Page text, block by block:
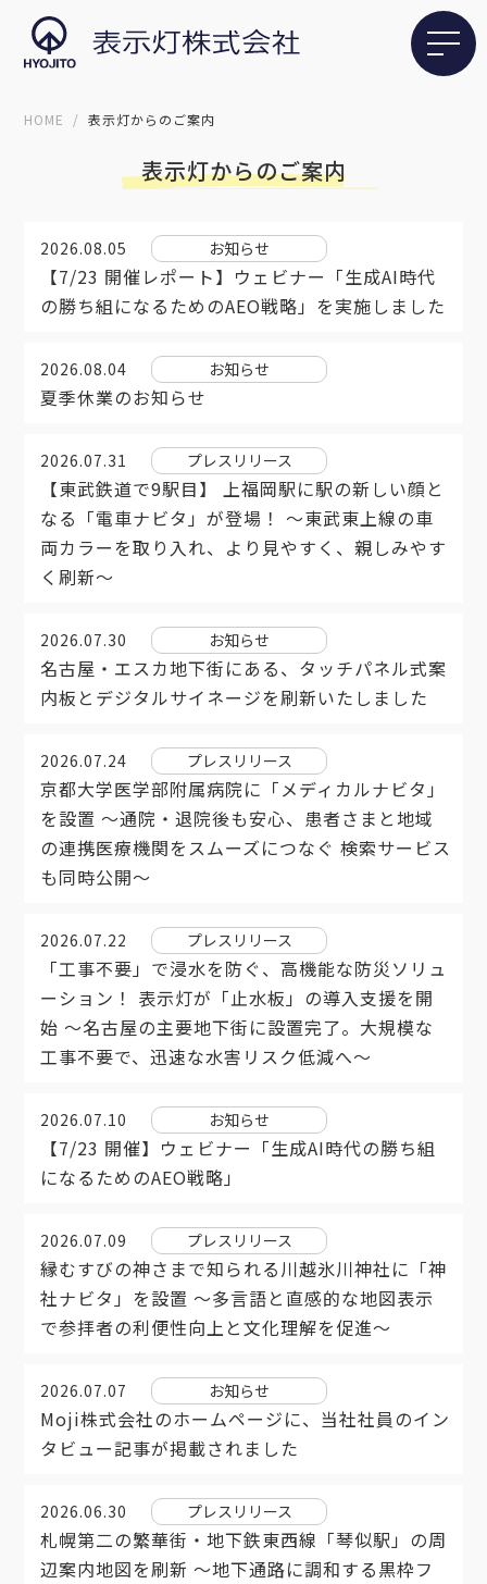
HOME 表示灯からのご案内
表示灯からのご案内
2026.08.05 お知らせ
【7/23 開催レポート】ウェビナー「生成AI時代
の勝ち組になるためのAEO戦略」を実施しました
2026.08.04 お知らせ
夏季休業のお知らせ
2026.07.31 プレスリリース
【東武鉄道で9駅目】 上福岡駅に駅の新しい顔と
なる「電車ナビタ」が登場！ ～東武東上線の車
両カラーを取り入れ、より見やすく、親しみやす
く刷新～
2026.07.30 お知らせ
名古屋・エスカ地下街にある、タッチパネル式案
内板とデジタルサイネージを刷新いたしました
2026.07.24 プレスリリース
京都大学医学部附属病院に「メディカルナビタ」
を設置 ～通院・退院後も安心、患者さまと地域
の連携医療機関をスムーズにつなぐ 検索サービス
も同時公開〜
2026.07.22 プレスリリース
「工事不要」で浸水を防ぐ、高機能な防災ソリュ
ーション！ 表示灯が「止水板」の導入支援を開
始 ～名古屋の主要地下街に設置完了。大規模な
工事不要で、迅速な水害リスク低減へ～
2026.07.10 お知らせ
【7/23 開催】ウェビナー「生成AI時代の勝ち組
になるためのAEO戦略」
2026.07.09 プレスリリース
縁むすびの神さまで知られる川越氷川神社に「神
社ナビタ」を設置 ～多言語と直感的な地図表示
で参拝者の利便性向上と文化理解を促進～
2026.07.07 お知らせ
Moji株式会社のホームページに、当社社員のイン
タビュー記事が掲載されました
2026.06.30 プレスリリース
札幌第二の繁華街・地下鉄東西線「琴似駅」の周
辺案内地図を刷新 ～地下通路に調和する黒枠フ